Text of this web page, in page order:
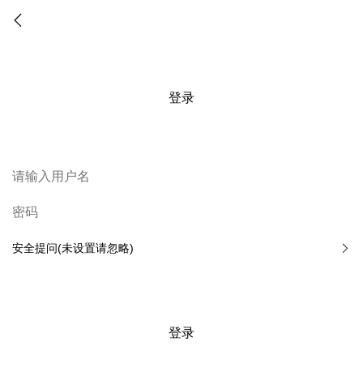
登录
安全提问(未设置请忽略)
登录